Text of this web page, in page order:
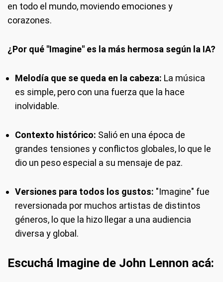
en todo el mundo, moviendo emociones y
corazones.
¿Por qué "Imagine" es la más hermosa según la IA?
Melodía que se queda en la cabeza: La música
es simple, pero con una fuerza que la hace
inolvidable.
Contexto histórico: Salió en una época de
grandes tensiones y conflictos globales, lo que le
dio un peso especial a su mensaje de paz.
Versiones para todos los gustos: "Imagine" fue
reversionada por muchos artistas de distintos
géneros, lo que la hizo llegar a una audiencia
diversa y global.
Escuchá Imagine de John Lennon acá: